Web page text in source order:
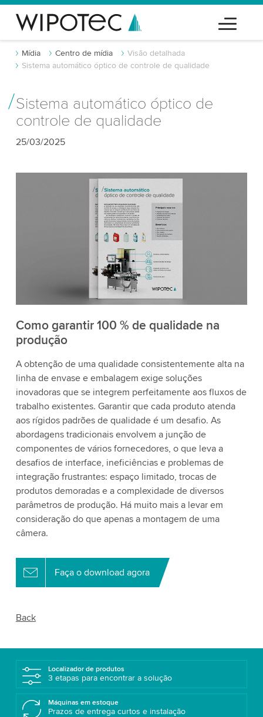
Mídia Centro de mídia
Visão detalhada
Sistema automático óptico de controle de qualidade
Sistema automático óptico de
controle de qualidade
25/03/2025
Como garantir 100 % de qualidade na
produção
A obtenção de uma qualidade consistentemente alta na
linha de envase e embalagem exige soluções
inovadoras que se integrem perfeitamente aos fluxos de
trabalho existentes. Garantir que cada produto atenda
aos rígidos padrões de qualidade é um desafio. As
abordagens tradicionais envolvem a junção de
componentes de vários fornecedores, o que leva a
desafios de interface, ineficiências e problemas de
integração frustrantes: espaço limitado, trocas de
produtos demoradas e a complexidade de diversos
parâmetros de produção. Há muito mais a levar em
consideração do que apenas a montagem de uma
câmera.
Faça o download agora
Back
Localizador de produtos
3 etapas para encontrar a solução
Máquinas em estoque
Prazos de entrega curtos e instalação